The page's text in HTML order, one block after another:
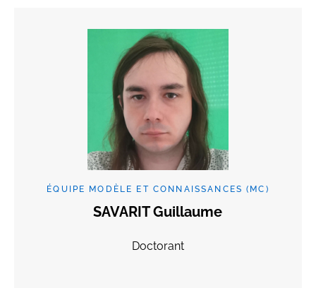
ÉQUIPE MODÈLE ET CONNAISSANCES (MC)
SAVARIT Guillaume
Doctorant